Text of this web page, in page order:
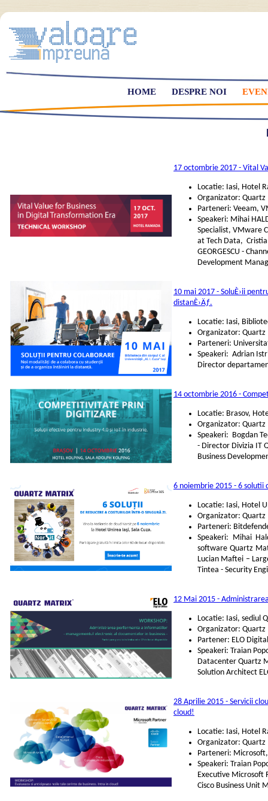
HOME DESPRE NOI
17 octombrie 2017 - Vital
Locatie: Iasi, Hotel
Organizator:
Parteneri: Veeam,
Speakeri: Mihai
Specialist, VMware
at Tech Data,
GEORGESCU -
Development
10 mai 2017 - SoluÈ›ii
distanÈ›Äƒ.
Locatie: Iasi,
Organizator: Quartz
Parteneri:
Speakeri: Adrian
Director
14 octombrie 2016 -
Locatie: Brasov,
Organizator: Quartz
Speakeri: Bogdan
- Director Divizia IT
Business
6 noiembrie 2015 - 6
Locatie: Iasi, Hotel
Organizator:
Parteneri:
Speakeri: Mihai
software Quartz
Lucian Maftei –
Tintea - Security
12 Mai 2015 -
Locatie: Iasi, sediul
Organizator:
Partener: ELO
Speakeri: Traian
Datacenter Quartz
Solution Architect
28 Aprilie 2015 - Servicii
cloud!
Locatie: Iasi, Hotel
Organizator:
Parteneri: Microsoft,
Speakeri: Traian
Executive Microsoft
Cisco Business Unit